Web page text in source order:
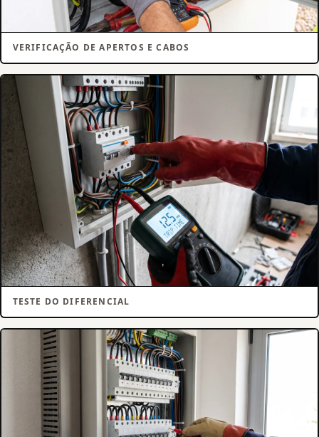
VERIFICAÇÃO DE APERTOS E CABOS
TESTE DO DIFERENCIAL